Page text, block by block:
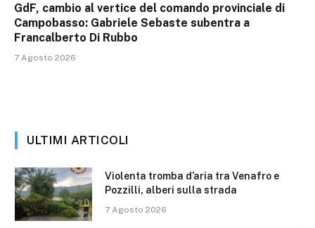
GdF, cambio al vertice del comando provinciale di
Campobasso: Gabriele Sebaste subentra a
Francalberto Di Rubbo
7 Agosto 2026
ULTIMI ARTICOLI
Violenta tromba d’aria tra Venafro e
Pozzilli, alberi sulla strada
7 Agosto 2026